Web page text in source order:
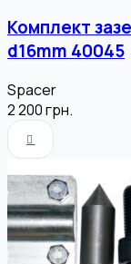
Комплект
d16mm 40045
Spacer
2 200грн.